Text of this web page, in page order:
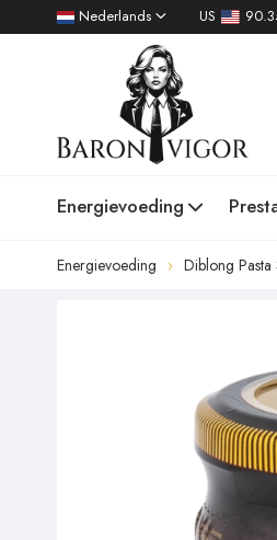
Nederlands US
Energievoeding
Energievoeding Diblong